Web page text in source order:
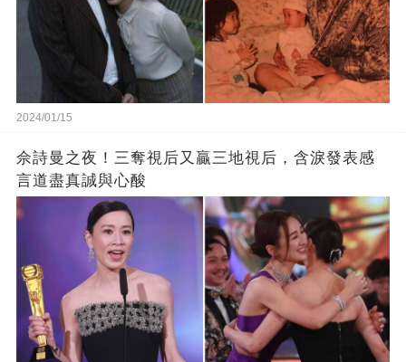
2024/01/15
佘詩曼之夜！三奪視后又贏三地視后，含淚發表感
言道盡真誠與心酸